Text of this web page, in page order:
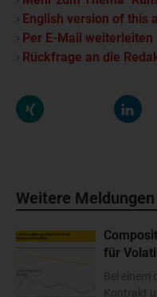
English version of this
Per E-Mail weiterleiten
Rückfrage an die
Weitere Meldungen
für
Bei einem
Kontrakt